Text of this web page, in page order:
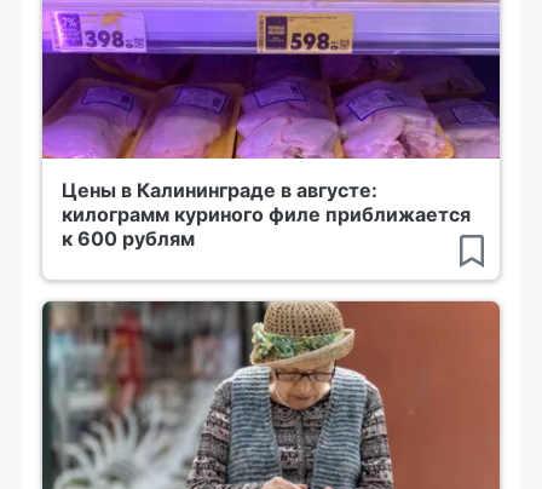
Цены в Калининграде в августе:
килограмм куриного филе приближается
к 600 рублям